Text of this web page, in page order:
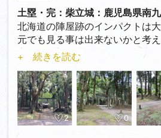
土塁・完：柴立城：鹿児島県南
北海道の陣屋跡のインパクトは
元でも見る事は出来ないかと考
市は平野部が少なく合併前の鹿
を漸く見れるだけです。早速城
みた所それらしき城跡があっさ
あれだけの量の城跡を漠然と眺
ないけれど、探す目的が決まっ
+ 続きを読む
2 0